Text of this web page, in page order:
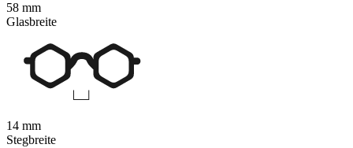
58 mm
Glasbreite
14 mm
Stegbreite